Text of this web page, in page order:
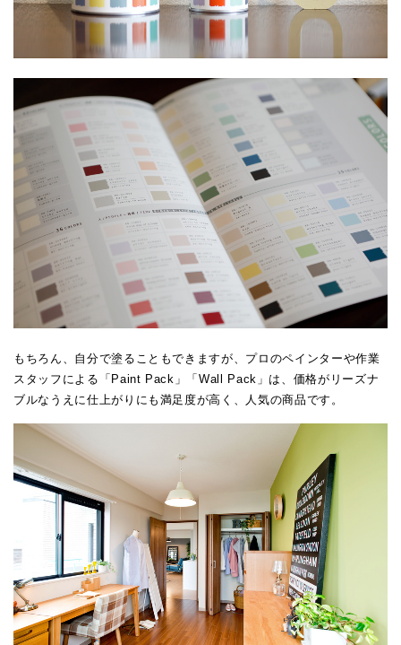
もちろん、自分で塗ることもできますが、プロのペインターや作業
スタッフによる「Paint Pack」「Wall Pack」は、価格がリーズナ
ブルなうえに仕上がりにも満足度が高く、人気の商品です。